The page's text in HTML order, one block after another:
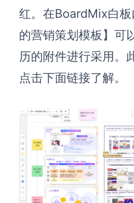
AI生成用户画像
AI生成Smart分析
AI生成波士顿矩阵
AI生成波特五力模型
AI生成4P营销理论模型
AI生成竞品分析
AI生成安索夫矩阵
AI生成Grow模型
AI生成AARRR模型
红。在BoardMix白
的营销策划模板】 可
历的附件进行采用。
点击下面链接了解。